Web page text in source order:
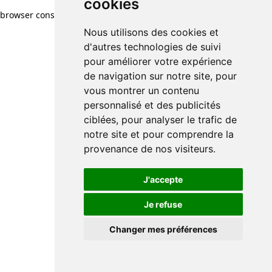
cookies
Nous utilisons des cookies et
d'autres technologies de suivi
pour améliorer votre expérience
de navigation sur notre site, pour
vous montrer un contenu
personnalisé et des publicités
ciblées, pour analyser le trafic de
notre site et pour comprendre la
provenance de nos visiteurs.
J'accepte
Je refuse
Changer mes préférences
browser console for more information)